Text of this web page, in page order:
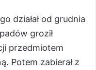
działał od grudnia
groził
przedmiotem
Potem zabierał z